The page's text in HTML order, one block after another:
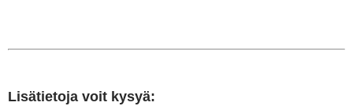
Lisätietoja voit kysyä: